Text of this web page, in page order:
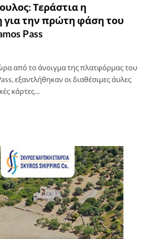
Τεράστια η
για την πρώτη φάση του
Pass
από το άνοιγμα της πλατφόρμας του
εξαντλήθηκαν οι διαθέσιμες άυλες
κάρτες…